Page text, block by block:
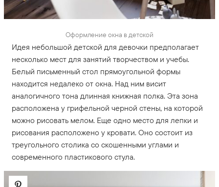
Оформление окна в детской
Идея небольшой детской для девочки предполагает
несколько мест для занятий творчеством и учебы.
Белый письменный стол прямоугольной формы
находится недалеко от окна. Над ним висит
аналогичного тона длинная книжная полка. Эта зона
расположена у грифельной черной стены, на которой
можно рисовать мелом. Еще одно место для лепки и
рисования расположено у кровати. Оно состоит из
треугольного столика со скошенными углами и
современного пластикового стула.